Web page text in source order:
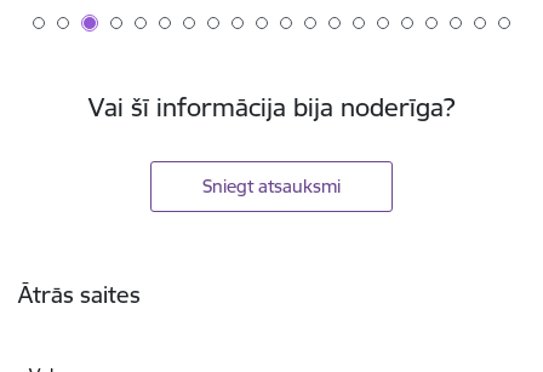
Vai šī informācija bija noderīga?
Sniegt atsauksmi
Ātrās saites